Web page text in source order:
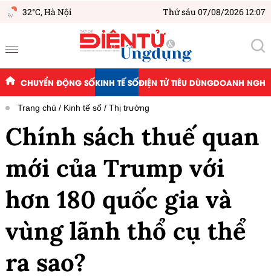
32°C,Hà Nội Thứ sáu 07/08/2026 12:07
CHUYỂN ĐỘNG SỐKINH TẾ SỐĐIỆN TỬ TIÊU DÙNGDOANH
Trang chủ Kinh tế số Thị trường
Chính sách thuế quan
mới của Trump với
hơn 180 quốc gia và
vùng lãnh thổ cụ thể
ra sao?